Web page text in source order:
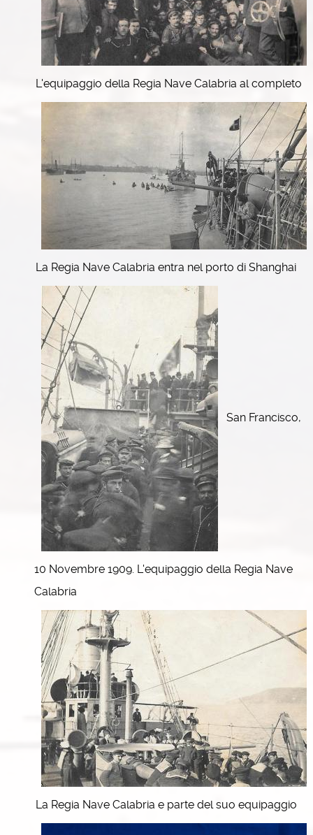
L'equipaggio della Regia Nave Calabria al completo
La Regia Nave Calabria entra nel porto di Shanghai
San Francisco,
10 Novembre 1909. L'equipaggio della Regia Nave
Calabria
La Regia Nave Calabria e parte del suo equipaggio